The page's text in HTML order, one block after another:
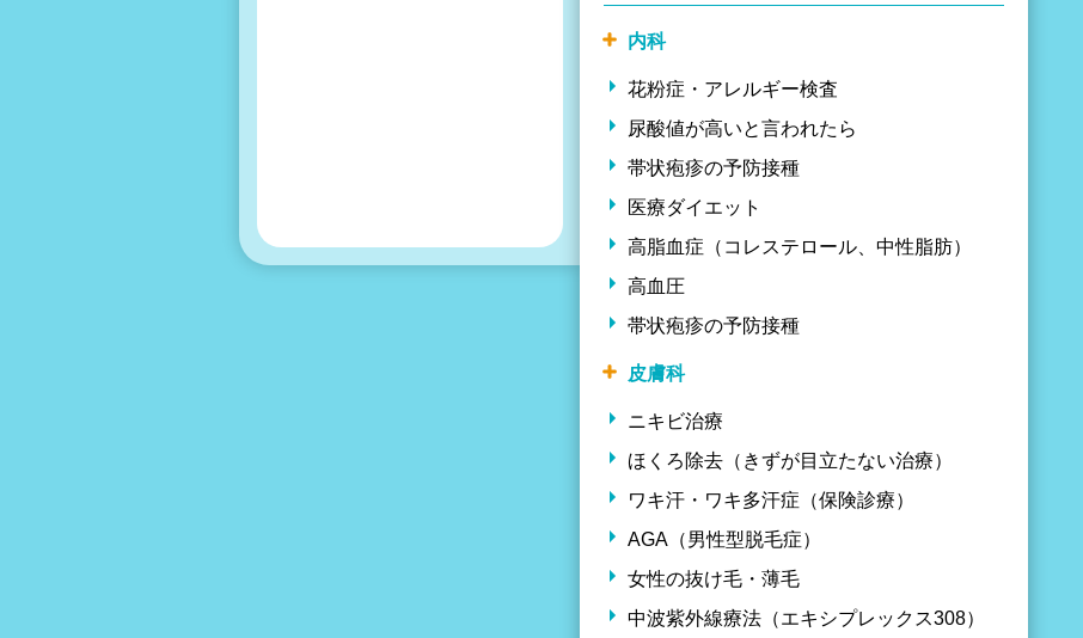
内科
花粉症・アレルギー検査
尿酸値が高いと言われたら
帯状疱疹の予防接種
医療ダイエット
高脂血症（コレステロール、中性脂肪）
高血圧
帯状疱疹の予防接種
皮膚科
ニキビ治療
ほくろ除去（きずが目立たない治療）
ワキ汗・ワキ多汗症（保険診療）
AGA（男性型脱毛症）
女性の抜け毛・薄毛
中波紫外線療法（エキシプレックス308）